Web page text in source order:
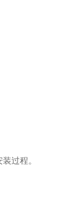
过程。